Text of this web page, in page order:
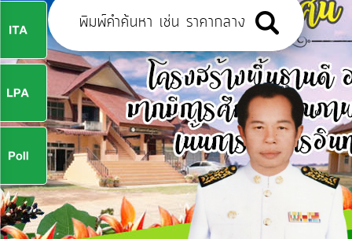
บุคลากร
ข่าว
ประชาสัมพันธ์
การ
ปฏิสัมพันธ์
ข้อมูล
รับ
ฟัง
ความ